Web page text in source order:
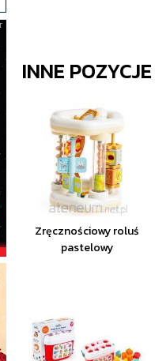
INNE
Zręcznościowy roluś
pastelowy